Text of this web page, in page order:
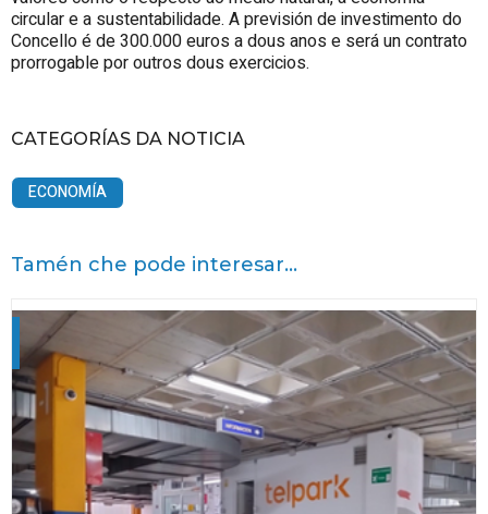
circular e a sustentabilidade. A previsión de investimento do
Concello é de 300.000 euros a dous anos e será un contrato
prorrogable por outros dous exercicios.
CATEGORÍAS DA NOTICIA
ECONOMÍA
Tamén che pode interesar...